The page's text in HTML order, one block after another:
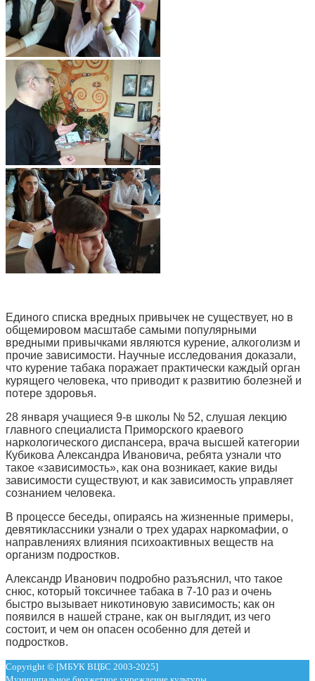
Единого списка вредных привычек не существует, но в
общемировом масштабе самыми популярными
вредными привычками являются курение, алкоголизм и
прочие зависимости. Научные исследования доказали,
что курение табака поражает практически каждый орган
курящего человека, что приводит к развитию болезней и
потере здоровья.
28 января учащиеся 9-в школы № 52, слушая лекцию
главного специалиста Приморского краевого
наркологического диспансера, врача высшей категории
Кубикова Александра Ивановича, ребята узнали что
такое «зависимость», как она возникает, какие виды
зависимости существуют, и как зависимость управляет
сознанием человека.
В процессе беседы, опираясь на жизненные примеры,
девятиклассники узнали о трех ударах наркомафии, о
направлениях влияния психоактивных веществ на
организм подростков.
Александр Иванович подробно разъяснил, что такое
снюс, который токсичнее табака в 7-10 раз и очень
быстро вызывает никотиновую зависимость; как он
появился в нашей стране, как он выглядит, из чего
состоит, и чем он опасен особенно для детей и
подростков.
Copyright © [МБУК ВЦБС 2003-2025]